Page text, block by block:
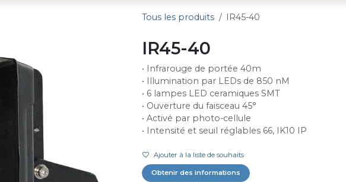
Tous les produits IR45-40
IR45-40
• Infrarouge de portée 40m
• Illumination par LEDs de 850 nM
• 6 lampes LED ceramiques SMT
• Ouverture du faisceau 45°
• Activé par photo-cellule
• Intensité et seuil réglables 66, IK10 IP
Ajouter à la liste de souhaits
Obtenir des informations